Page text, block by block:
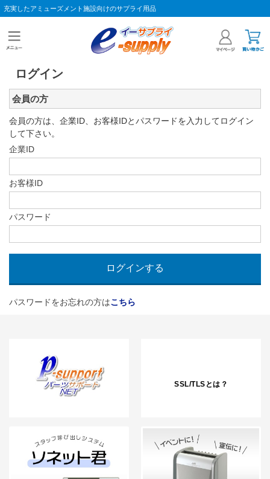
充実したアミューズメント施設向けのサプライ用品
ログイン
会員の方
会員の方は、企業ID、お客様IDとパスワードを入力してログイン
して下さい。
企業ID
お客様ID
パスワード
パスワードをお忘れの方はこちら
SSL/TLSとは？